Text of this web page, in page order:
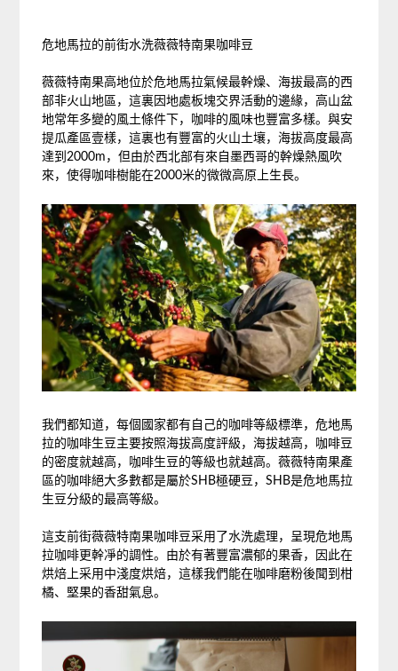
危地馬拉的前街水洗薇薇特南果咖啡豆
薇薇特南果高地位於危地馬拉氣候最幹燥、海拔最高的西
部非火山地區，這裏因地處板塊交界活動的邊緣，高山盆
地常年多變的風土條件下，咖啡的風味也豐富多樣。與安
提瓜產區壹樣，這裏也有豐富的火山土壤，海拔高度最高
達到2000m，但由於西北部有來自墨西哥的幹燥熱風吹
來，使得咖啡樹能在2000米的微微高原上生長。
我們都知道，每個國家都有自己的咖啡等級標準，危地馬
拉的咖啡生豆主要按照海拔高度評級，海拔越高，咖啡豆
的密度就越高，咖啡生豆的等級也就越高。薇薇特南果產
區的咖啡絕大多數都是屬於SHB極硬豆，SHB是危地馬拉
生豆分級的最高等級。
這支前街薇薇特南果咖啡豆采用了水洗處理，呈現危地馬
拉咖啡更幹凈的調性。由於有著豐富濃郁的果香，因此在
烘焙上采用中淺度烘焙，這樣我們能在咖啡磨粉後聞到柑
橘、堅果的香甜氣息。